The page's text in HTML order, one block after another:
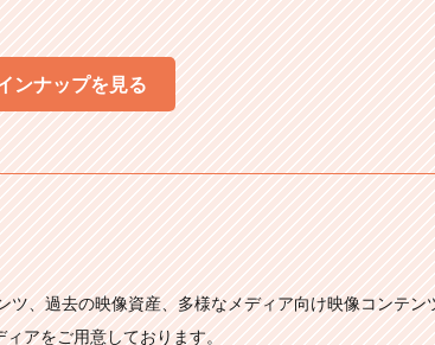
ンナップを見る
ツ、過去の映像資産、多様なメディア向け映像コンテ
アをご用意しております。